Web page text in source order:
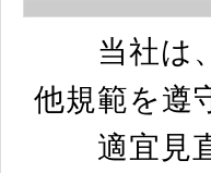
当社は、
他規範を遵
適宜見直